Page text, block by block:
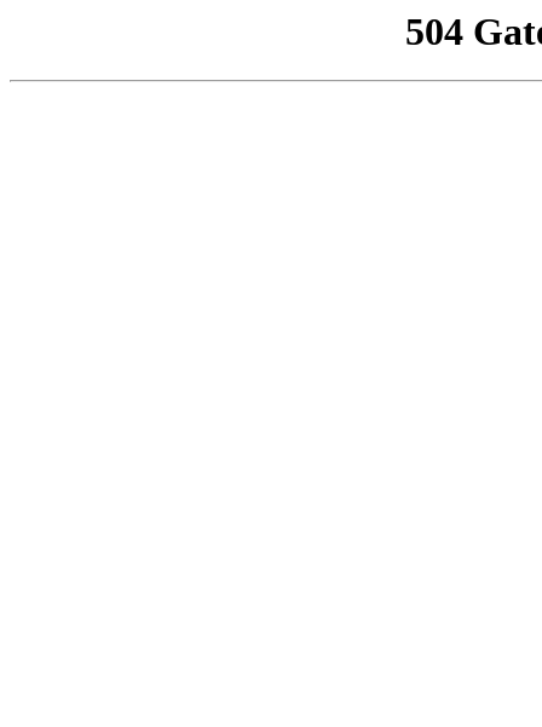
504